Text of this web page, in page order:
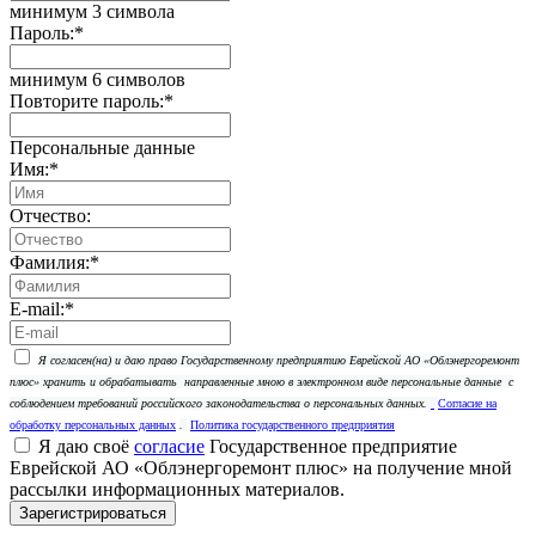
минимум 3 символа
Пароль:*
минимум 6 символов
Повторите пароль:*
Персональные данные
Имя:*
Отчество:
Фамилия:*
E-mail:*
Я согласен(на) и даю право Государственному предприятию Еврейской АО «Облэнергоремонт
плюс» хранить и обрабатывать направленные мною в электронном виде персональные данные с
соблюдением требований российского законодательства о персональных данных.
Согласие на
обработку персональных данных
Политика государственного предприятия
Я даю своё согласие Государственное предприятие
Еврейской АО «Облэнергоремонт плюс» на получение мной
рассылки информационных материалов.